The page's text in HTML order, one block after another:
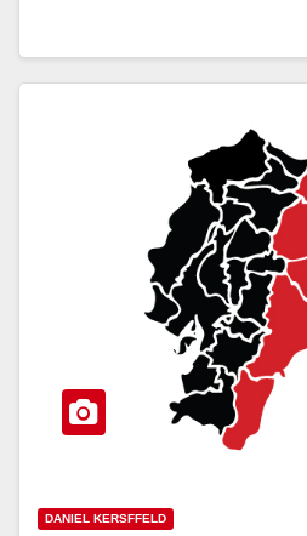
DANIEL KERSFFELD